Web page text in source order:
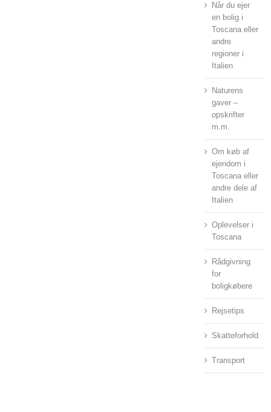
Når du ejer
en bolig i
Toscana eller
andre
regioner i
Italien
Naturens
gaver –
opskrifter
m.m.
Om køb af
ejendom i
Toscana eller
andre dele af
Italien
Oplevelser i
Toscana
Rådgivning
for
boligkøbere
Rejsetips
Skatteforhold
Transport